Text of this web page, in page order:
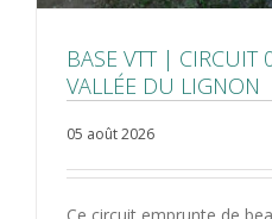
BASE VTT | CIRCUIT
VALLÉE DU LIGNON
05 août 2026